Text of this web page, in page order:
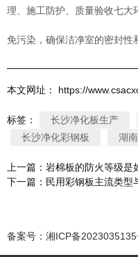
理、施工防护、质量验收七大
免污染，确保洁净室的密封性
本文网址： https://
标签： 长沙净化板生产
长沙净化彩钢板
湖
上一篇： 岩棉板的防火等级是
下一篇： 民用彩钢板主流类型
备案号： 湘ICP备